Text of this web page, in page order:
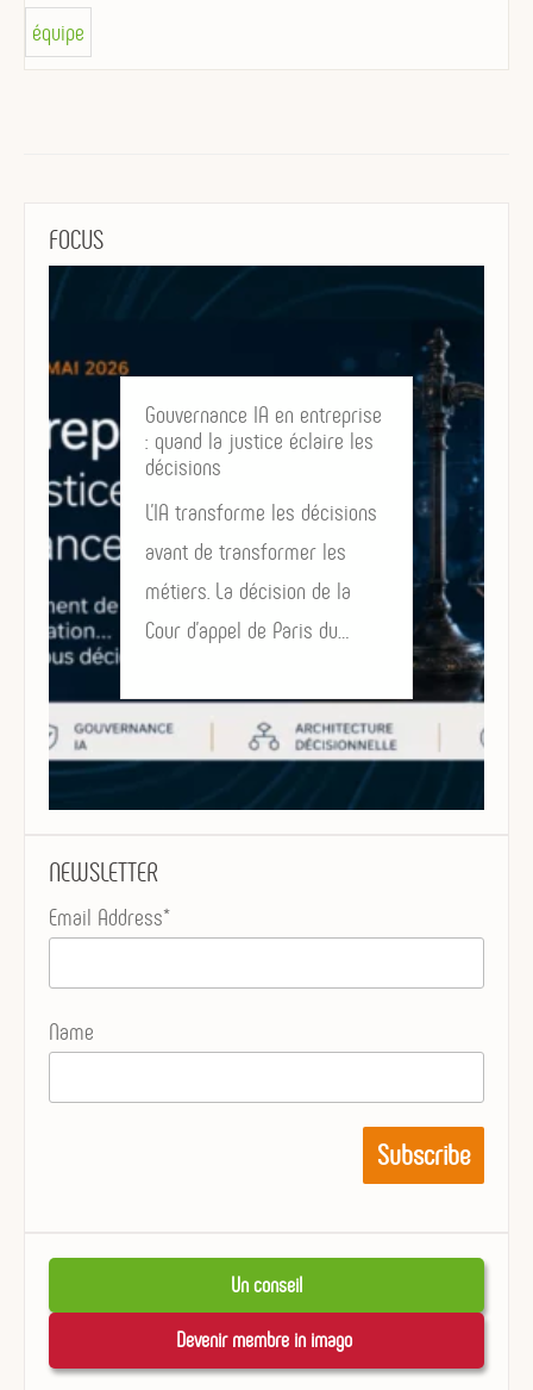
équipe
FOCUS
Gouvernance IA en entreprise
: quand la justice éclaire les
décisions
L’IA transforme les décisions
avant de transformer les
métiers. La décision de la
Cour d’appel de Paris du…
NEWSLETTER
Email Address*
Name
Un conseil
Devenir membre in imago